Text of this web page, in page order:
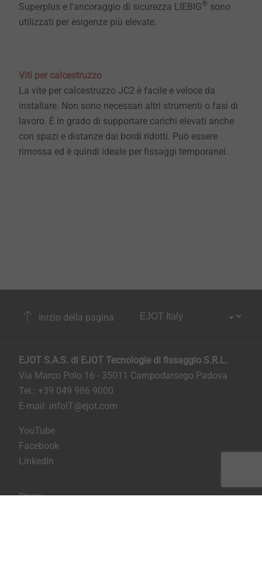
Superplus e l'ancoraggio di sicurezza LIEBIG® sono
utilizzati per esigenze più elevate.
.
Viti per calcestruzzo
La vite per calcestruzzo JC2 è facile e veloce da
installare. Non sono necessari altri strumenti o fasi di
lavoro. È in grado di supportare carichi elevati anche
con spazi e distanze dai bordi ridotti. Può essere
rimossa ed è quindi ideale per fissaggi temporanei.
Inizio della pagina
EJOT S.A.S. di EJOT Tecnologie di fissaggio S.R.L.
Via Marco Polo 16 - 35011 Campodarsego Padova
Tel.: +39 049 986 9000
E-mail: infoIT@ejot.com
YouTube
Facebook
LinkedIn
Privacy